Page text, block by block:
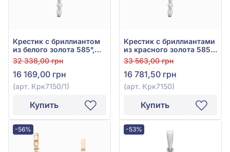
Крестик с бриллиантом
из белого золота 585°,
0,16ct, арт. Крк7150/1
32 338,00 грн
16 169,00 грн
(арт. Крк7150/1)
Купить
Крестик с бриллиантами
из красного золота 585°,
бриллиант 0,16ct, арт.
Крк7150
33 563,00 грн
16 781,50 грн
(арт. Крк7150)
Купить
-56% -53%